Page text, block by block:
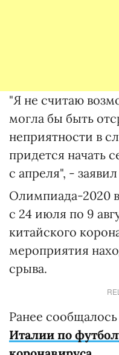
"Я не считаю
могла бы быть
неприятности в
придется начать
с апреля", -
Олимпиада-2020
с 24 июля по 9
китайского
мероприятия
срыва.
Ранее
Италии по